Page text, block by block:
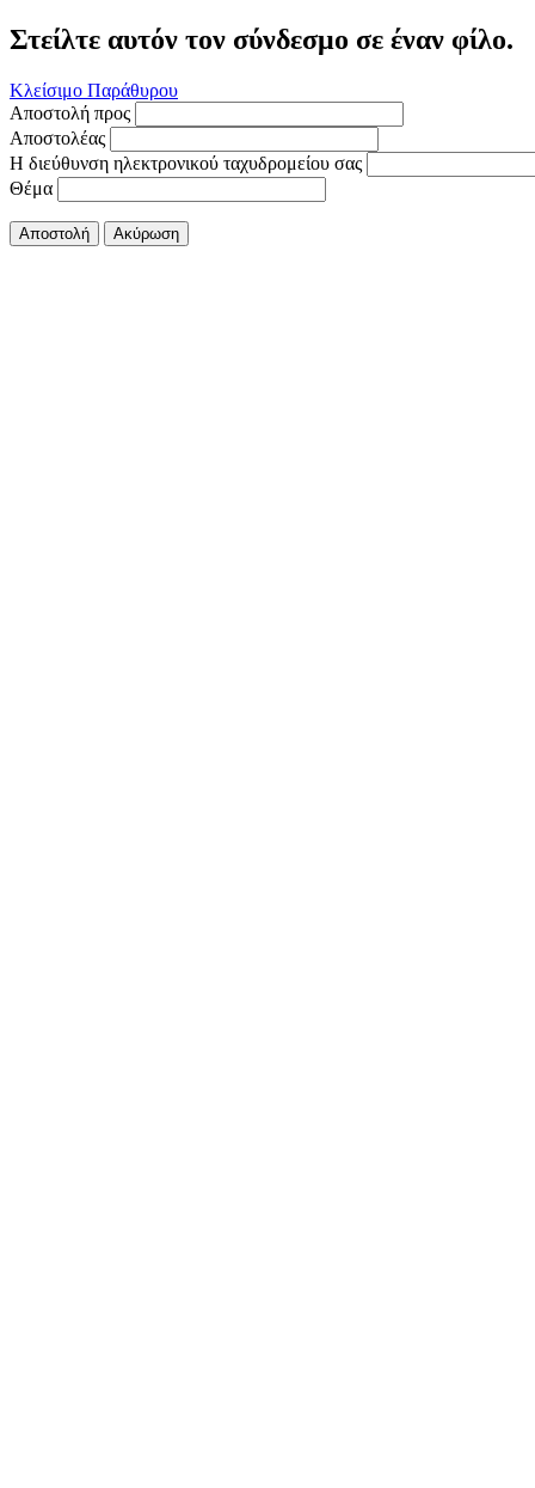
Στείλτε αυτόν τον σύνδεσμο σε έναν φίλο.
Κλείσιμο Παράθυρου
Αποστολή προς
Αποστολέας
Η διεύθυνση ηλεκτρονικού ταχυδρομείου σας
Θέμα
Αποστολή Ακύρωση